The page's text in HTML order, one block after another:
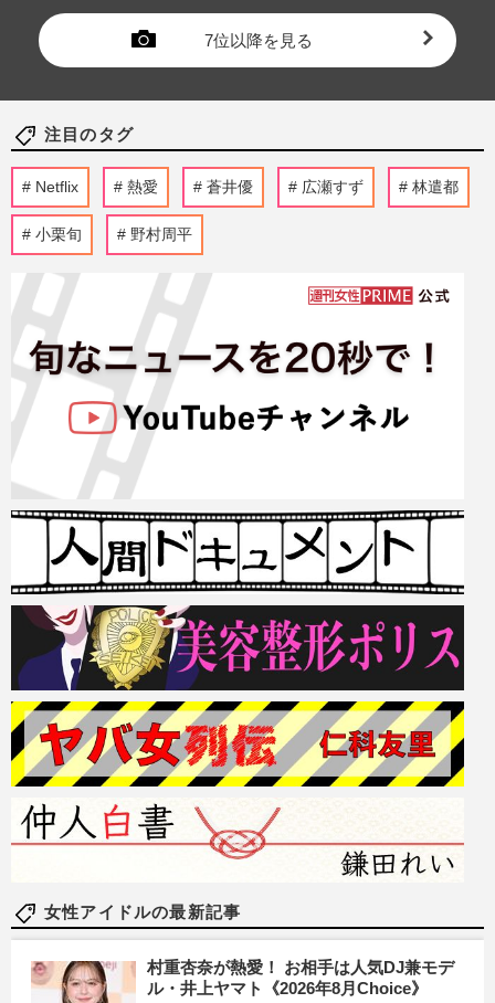
7位以降を見る
注目のタグ
Netflix 熱愛 蒼井優 広瀬すず 林遣都
小栗旬 野村周平
女性アイドルの最新記事
村重杏奈が熱愛！ お相手は人気DJ兼モデ
ル・井上ヤマト《2026年8月Choice》